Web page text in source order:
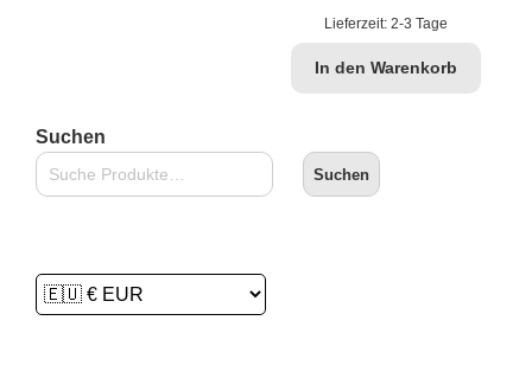
€19,90€14,99.
Lieferzeit:2-3 Tage
In den Warenkorb
Suchen
Suchen